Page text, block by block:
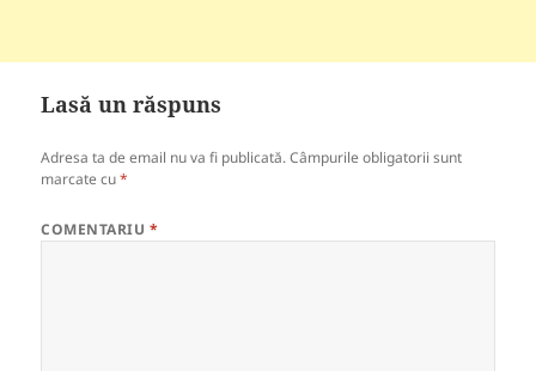
Lasă un răspuns
Adresa ta de email nu va fi publicată. Câmpurile obligatorii sunt
marcate cu*
COMENTARIU *